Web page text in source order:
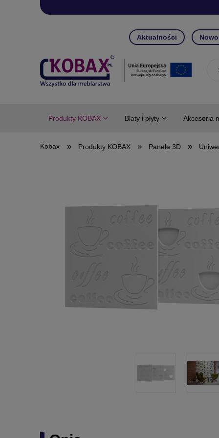
Aktualności
Produkty KOBAX Blaty i płyty Akcesoria
» Produkty KOBAX » Panele 3D »